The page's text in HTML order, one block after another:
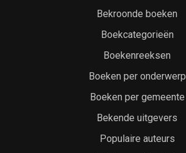
Bekroonde boeken
Boekcategorieën
Boekenreeksen
Boeken per onderwerp
Boeken per gemeente
Bekende uitgevers
Populaire auteurs